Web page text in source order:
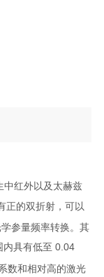
中红外以及太赫兹
正的双折射，可以
参量频率转换。其
内具有低至 0.04
数和相对高的激光